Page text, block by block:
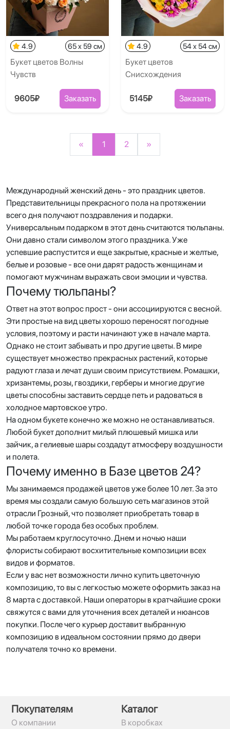
4.9 65 x 59 см
Букет цветов Волны
Чувств
9605₽ Заказать
4.9 54 x 54 см
Букет цветов
Снисхождения
5145₽ Заказать
« 1 2 »
Международный женский день - это праздник цветов.
Представительницы прекрасного пола на протяжении
всего дня получают поздравления и подарки.
Универсальным подарком в этот день считаются тюльпаны.
Они давно стали символом этого праздника. Уже
успевшие распустится и еще закрытые, красные и желтые,
белые и розовые - все они дарят радость женщинам и
помогают мужчинам выражать свои эмоции и чувства.
Почему тюльпаны?
Ответ на этот вопрос прост - они ассоциируются с весной.
Эти простые на вид цветы хорошо переносят погодные
условия, поэтому и расти начинают уже в начале марта.
Однако не стоит забывать и про другие цветы. В мире
существует множество прекрасных растений, которые
радуют глаза и лечат души своим присутствием. Ромашки,
хризантемы, розы, гвоздики, герберы и многие другие
цветы способны заставить сердце петь и радоваться в
холодное мартовское утро.
На одном букете конечно же можно не останавливаться.
Любой букет дополнит милый плюшевый мишка или
зайчик, а гелиевые шары создадут атмосферу воздушности
и полета.
Почему именно в Базе цветов 24?
Мы занимаемся продажей цветов уже более 10 лет. За это
время мы создали самую большую сеть магазинов этой
отрасли Грозный, что позволяет приобретать товар в
любой точке города без особых проблем.
Мы работаем круглосуточно. Днем и ночью наши
флористы собирают восхитительные композиции всех
видов и форматов.
Если у вас нет возможности лично купить цветочную
композицию, то вы с легкостью можете оформить заказ на
8 марта с доставкой. Наши операторы в кратчайшие сроки
свяжутся с вами для уточнения всех деталей и нюансов
покупки. После чего курьер доставит выбранную
композицию в идеальном состоянии прямо до двери
получателя точно ко времени.
Покупателям
О компании
Каталог
В коробках